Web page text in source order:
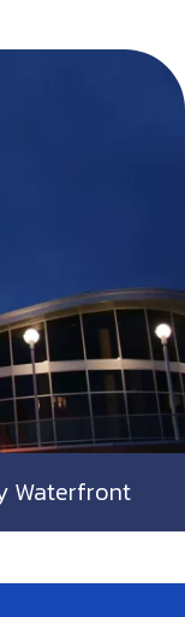
Waterfront